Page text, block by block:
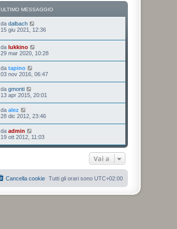
o
m
s
a
g
l
t
i
m
e
s
s
g
o
ULTIMO MESSAGGIO
da dalbach
15 giu 2021, 12:36
da lukkino
29 mar 2020, 10:28
da tapino
03 nov 2016, 06:47
da gmonti
13 apr 2015, 20:01
da alez
28 dic 2012, 23:46
da admin
19 ott 2012, 11:03
Vai a
Tutti gli orari sono UTC+02:00
Cancella cookie